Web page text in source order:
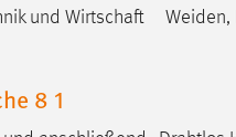
und Wirtschaft Weiden,
8 1